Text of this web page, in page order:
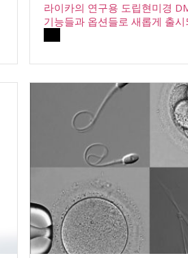
라이카의 연구용 도립현미경
기능들과 옵션들로 새롭게 출시
상
00:00
http://www.emagene.co.kr/wp-
content/uploads/2025/01/
손쉽게 샘플영역을 찾을 수 있
Finder 기능 22mm FOV로 확장되어 넓은 영역
을 한눈에 관찰. Adaptive Immersion with
SmartCORR 기술 적용하여 고
이미징 새로운 UI의 LAS X Navigator 로 편리
한 탐색 및 넓은 영역 이미징 Spinning Disk